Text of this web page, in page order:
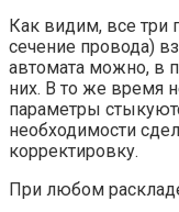
Как видим, все три
сечение провода)
автомата можно, в
них. В то же время
параметры
необходимости
корректировку.
При любом